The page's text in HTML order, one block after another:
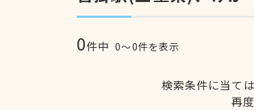
0件中 0〜0件を表示
検索条件に当て
再